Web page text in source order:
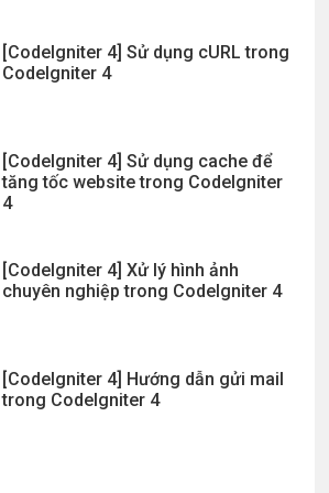
[CodeIgniter 4] Sử dụng cURL trong
CodeIgniter 4
[CodeIgniter 4] Sử dụng cache để
tăng tốc website trong CodeIgniter
4
[CodeIgniter 4] Xử lý hình ảnh
chuyên nghiệp trong CodeIgniter 4
[CodeIgniter 4] Hướng dẫn gửi mail
trong CodeIgniter 4